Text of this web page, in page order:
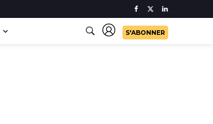
S'ABONNER